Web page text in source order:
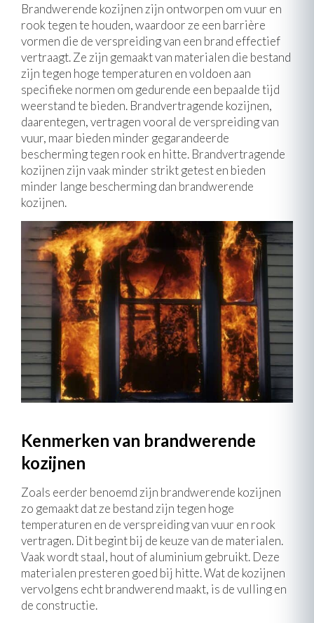
Brandwerende kozijnen zijn ontworpen om vuur en
rook tegen te houden, waardoor ze een barrière
vormen die de verspreiding van een brand effectief
vertraagt. Ze zijn gemaakt van materialen die bestand
zijn tegen hoge temperaturen en voldoen aan
specifieke normen om gedurende een bepaalde tijd
weerstand te bieden. Brandvertragende kozijnen,
daarentegen, vertragen vooral de verspreiding van
vuur, maar bieden minder gegarandeerde
bescherming tegen rook en hitte. Brandvertragende
kozijnen zijn vaak minder strikt getest en bieden
minder lange bescherming dan brandwerende
kozijnen.
Kenmerken van brandwerende
kozijnen
Zoals eerder benoemd zijn brandwerende kozijnen
zo gemaakt dat ze bestand zijn tegen hoge
temperaturen en de verspreiding van vuur en rook
vertragen. Dit begint bij de keuze van de materialen.
Vaak wordt staal, hout of aluminium gebruikt. Deze
materialen presteren goed bij hitte. Wat de kozijnen
vervolgens echt brandwerend maakt, is de vulling en
de constructie.